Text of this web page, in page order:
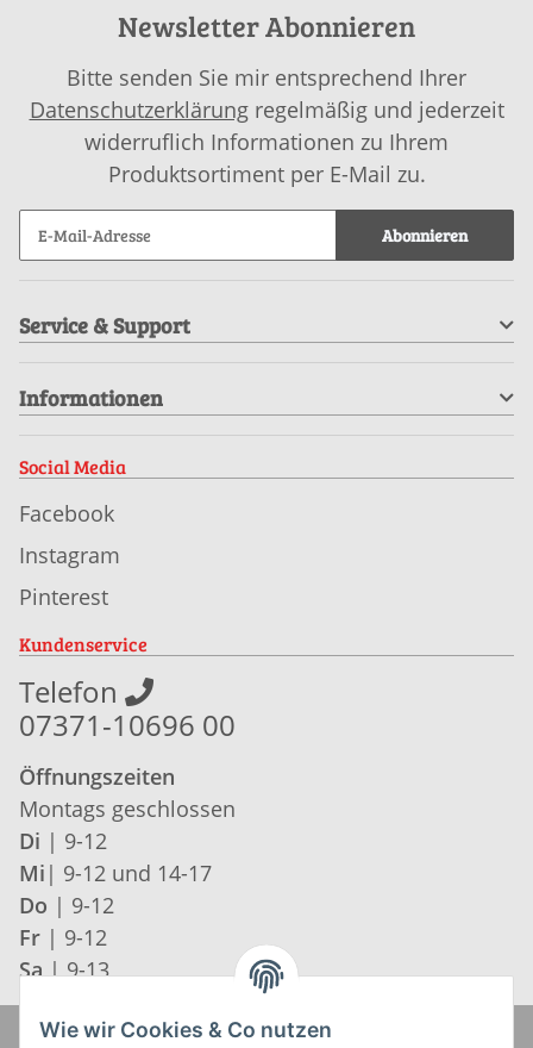
Newsletter Abonnieren
Bitte senden Sie mir entsprechend Ihrer
Datenschutzerklärungregelmäßig und jederzeit
widerruflich Informationen zu Ihrem
Produktsortiment per E-Mail zu.
Abonnieren
Service & Support
Informationen
Social Media
Facebook
Instagram
Pinterest
Kundenservice
Telefon
07371-10696 00
Öffnungszeiten
Montags geschlossen
Di | 9-12
Mi | 9-12 und 14-17
Do | 9-12
Fr | 9-12
Sa | 9-13
Wie wir Cookies & Co nutzen